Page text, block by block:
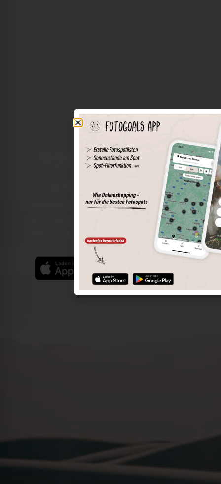
Die Welt der Orte in deiner Tasche
Spots speichern
Sonnenstände am Spot
Spotdetails
Filterfunktion
Finde die besten Fotospots noch einfacher mit unserer
App für iOS und Android und genieße einen größeren
Funktionsumfang